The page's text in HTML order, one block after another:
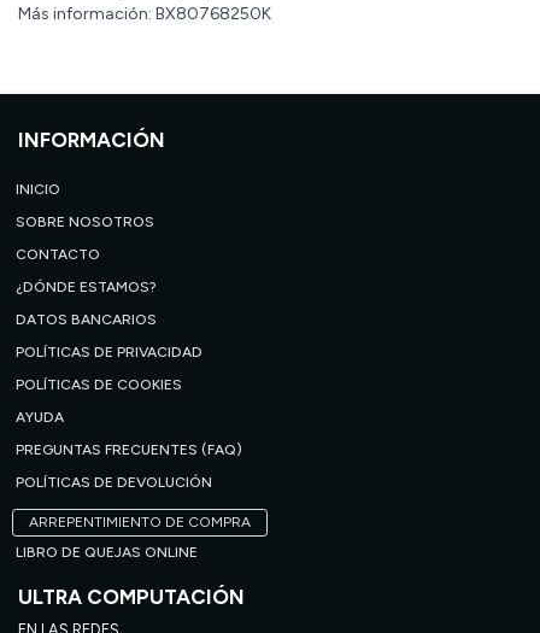
Más información: BX80768250K
INFORMACIÓN
INICIO
SOBRE NOSOTROS
CONTACTO
¿DÓNDE ESTAMOS?
DATOS BANCARIOS
POLÍTICAS DE PRIVACIDAD
POLÍTICAS DE COOKIES
AYUDA
PREGUNTAS FRECUENTES (FAQ)
POLÍTICAS DE DEVOLUCIÓN
ARREPENTIMIENTO DE COMPRA
LIBRO DE QUEJAS ONLINE
ULTRA COMPUTACIÓN